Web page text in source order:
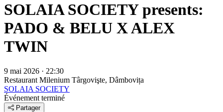
SOLAIA SOCIETY presents:
PADO & BELU X ALEX
TWIN
9 mai 2026 · 22:30
Restaurant Milenium Târgovişte, Dâmbovița
SOLAIA SOCIETY
Événement terminé
Partager